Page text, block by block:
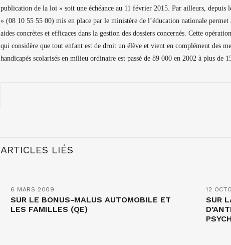
publication de la loi » soit une échéance au 11 février 2015. Par ailleurs,
» (08 10 55 55 00) mis en place par le ministère de l’éducation nationale permet
aides concrètes et efficaces dans la gestion des dossiers concernés. Cette
qui considère que tout enfant est de droit un élève et vient en complément des
handicapés scolarisés en milieu ordinaire est passé de 89 000 en 2002 à plus de
ARTICLES LIÉS
6 MARS 2009
SUR LE BONUS-MALUS AUTOMOBILE ET
LES FAMILLES (QE)
12
SUR